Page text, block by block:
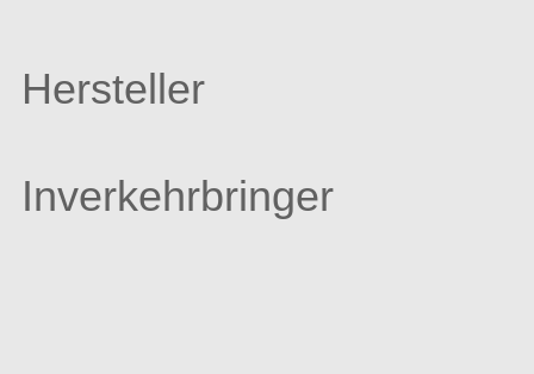
Hersteller
Inverkehrbringer